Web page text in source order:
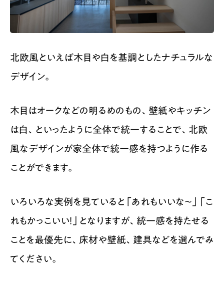
北欧風といえば木目や白を基調としたナチュラルな
デザイン。
木目はオークなどの明るめのもの、壁紙やキッチン
は白、といったように全体で統一することで、北欧
風なデザインが家全体で統一感を持つように作る
ことができます。
いろいろな実例を見ていると「あれもいいな〜」「こ
れもかっこいい！」となりますが、統一感を持たせる
ことを最優先に、床材や壁紙、建具などを選んでみ
てください。